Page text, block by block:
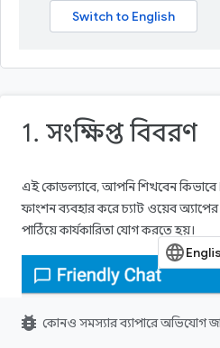
1. সংক্ষিপ্ত বিবরণ
এই কোডল্যাবে, আপনি শিখবেন
ফাংশন ব্যবহার করে চ্যাট ওয়েব অ্যাপের
পাঠিয়ে কার্যকারিতা যোগ করতে হয়।
bug_report কোনও সমস্যার ব্যাপারে অভিযোগ